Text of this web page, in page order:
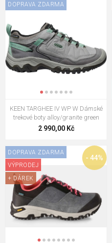
DOPRAVA ZDARMA
KEEN TARGHEE IV WP W Dámské
trekové boty alloy/granite green
2 990,00 Kč
- 44%
DOPRAVA ZDARMA
VÝPRODEJ
+ DÁREK